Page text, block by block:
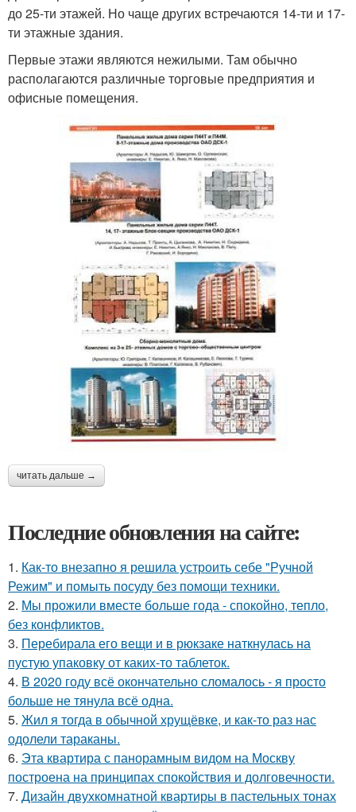
до 25-ти этажей. Но чаще других встречаются 14-ти и 17-
ти этажные здания.
Первые этажи являются нежилыми. Там обычно
располагаются различные торговые предприятия и
офисные помещения.
читать дальше →
Последние обновления на сайте:
1. Как-то внезапно я решила устроить себе "Ручной
Режим" и помыть посуду без помощи техники.
2. Мы прожили вместе больше года - спокойно, тепло,
без конфликтов.
3. Перебирала его вещи и в рюкзаке наткнулась на
пустую упаковку от каких-то таблеток.
4. В 2020 году всё окончательно сломалось - я просто
больше не тянула всё одна.
5. Жил я тогда в обычной хрущёвке, и как-то раз нас
одолели тараканы.
6. Эта квартира с панорамным видом на Москву
построена на принципах спокойствия и долговечности.
7. Дизайн двухкомнатной квартиры в пастельных тонах